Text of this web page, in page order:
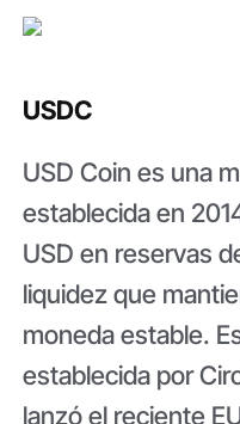
USDC
USD Coin es una
establecida en
USD en reservas
liquidez que
moneda estable.
establecida por
lanzó el reciente